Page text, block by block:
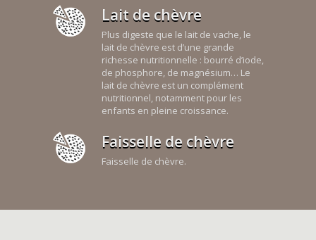
Lait de chèvre
Plus digeste que le lait de vache, le
lait de chèvre est d’une grande
richesse nutritionnelle : bourré d’iode,
de phosphore, de magnésium… Le
lait de chèvre est un complément
nutritionnel, notamment pour les
enfants en pleine croissance.
Faisselle de chèvre
Faisselle de chèvre.